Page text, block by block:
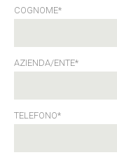
COGNOME*
AZIENDA/ENTE*
TELEFONO*